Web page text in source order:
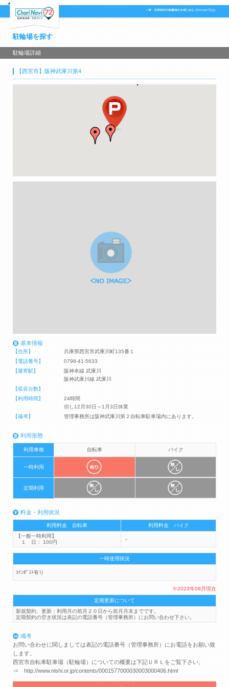
駐輪場を探す
駐輪場詳細
【西宮市】阪神武庫川第4
基本情報
【住所】
兵庫県西宮市武庫川町135番１
【電話番号】
0798-41-5633
【最寄駅】
阪神本線 武庫川
阪神武庫川線 武庫川
【収容台数】
【利用時間】
24時間
但し12月30日～1月3日休業
【備考】
管理事務所は阪神武庫川第２自転車駐車場内にあります。
利用形態
利用車種 自転車 バイク
一時利用
定期利用
料金・利用状況
利用料金 自転車
利用料金 バイク
【一般一時利用】
１ 日： 100円
－
一時使用状況
ｺｲﾝﾎﾟｽﾄ有り
※2023年08月現在
定期更新について
新規契約、更新：利用月の前月２０日から前月月末までです。
定期契約の空き状況は表記の電話番号（管理事務所）にお問い合わせ下さい。
備考
お問い合わせに関しましては表記の電話番号（管理事務所）にお電話をお願い致
します。
西宮市自転車駐車場（駐輪場）についての概要は下記ＵＲＬをご覧下さい。
⇒ http://www.nishi.or.jp/contents/0001577000030003000406.html